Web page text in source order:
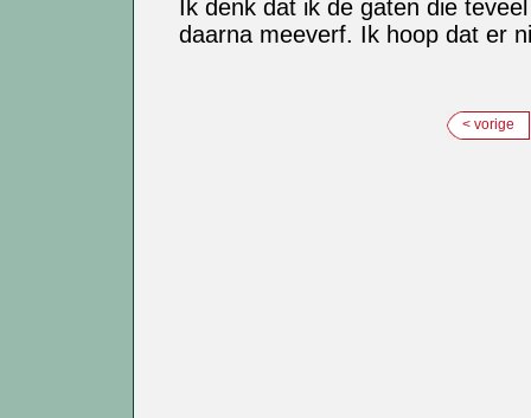
Ik denk dat ik de gaten die
daarna meeverf. Ik hoop dat er
< vorige